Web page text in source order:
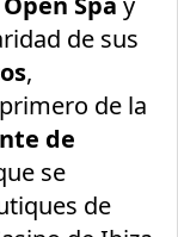
de sus
,
de la
de
se
de